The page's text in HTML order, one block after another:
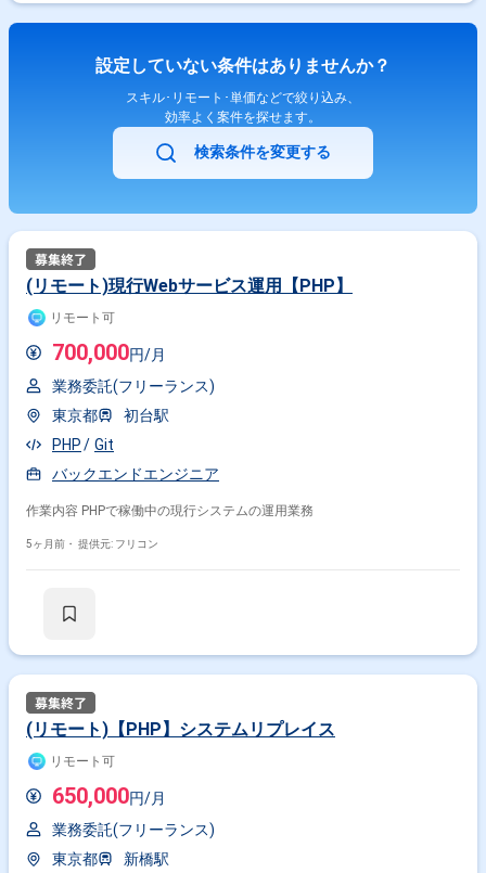
設定していない条件はありませんか？
スキル･リモート･単価などで絞り込み、
効率よく案件を探せます。
検索条件を変更する
(リモート)現行Webサービス運用【PHP】
リモート可
700,000円/月
業務委託(フリーランス)
東京都
初台駅
PHP
Git
バックエンドエンジニア
作業内容 PHPで稼働中の現行システムの運用業務
5ヶ月前・ 提供元: フリコン
(リモート)【PHP】システムリプレイス
リモート可
650,000円/月
業務委託(フリーランス)
東京都
新橋駅